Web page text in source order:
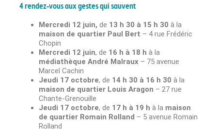
4 rendez-vous aux gestes qui sauvent
Mercredi 12 juin, de 13 h 30 à 15 h 30 à la
maison de quartier Paul Bert – 4 rue Frédéric
Chopin
Mercredi 12 juin, de 16 h à 18 h à la
médiathèque André Malraux – 75 avenue
Marcel Cachin
Jeudi 17 octobre, de 14 h 30 à 16 h 30 à la
maison de quartier Louis Aragon – 27 rue
Chante-Grenouille
Jeudi 17 octobre, de 17 h à 19 h à la maison
de quartier Romain Rolland – 5 avenue Romain
Rolland